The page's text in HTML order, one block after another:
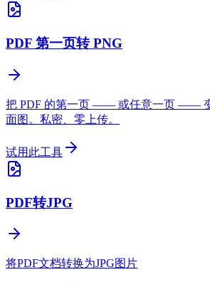
PDF 第一页转 PNG
把 PDF 的第一页 —— 或任意一页 —— 变
面图。私密、零上传。
试用此工具
PDF转JPG
将PDF文档转换为JPG图片